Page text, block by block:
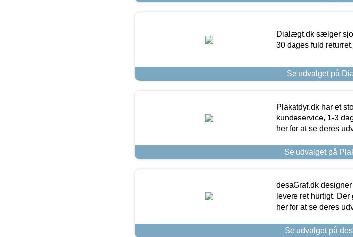
Dialægt.dk sælger
30 dages fuld
Se udvalget på
Plakatdyr.dk har et
kundeservice, 1-3
her for at se deres
Se udvalget på
desaGraf.dk
levere ret hurtigt.
her for at se deres
Se udvalget på